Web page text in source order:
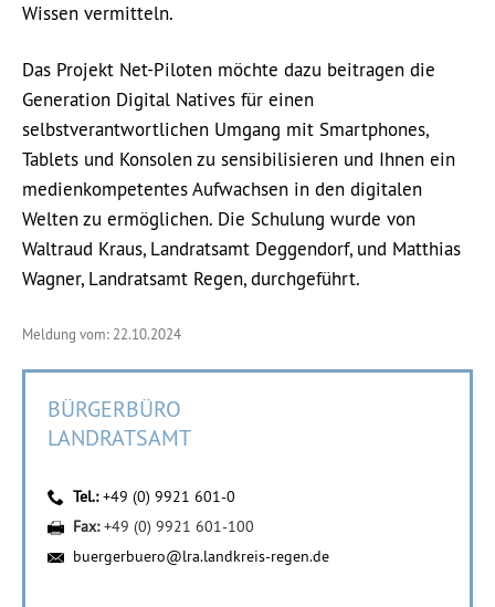
Wissen vermitteln.
Das Projekt Net-Piloten möchte dazu beitragen die
Generation Digital Natives für einen
selbstverantwortlichen Umgang mit Smartphones,
Tablets und Konsolen zu sensibilisieren und Ihnen ein
medienkompetentes Aufwachsen in den digitalen
Welten zu ermöglichen. Die Schulung wurde von
Waltraud Kraus, Landratsamt Deggendorf, und Matthias
Wagner, Landratsamt Regen, durchgeführt.
Meldung vom: 22.10.2024
BÜRGERBÜRO
LANDRATSAMT
Tel.:+49 (0) 9921 601-0
Fax:+49 (0) 9921 601-100
buergerbuero@lra.landkreis-regen.de